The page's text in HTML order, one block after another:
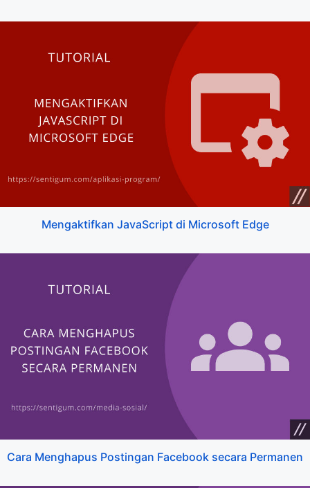
Mengaktifkan JavaScript di Microsoft Edge
Cara Menghapus Postingan Facebook secara Permanen